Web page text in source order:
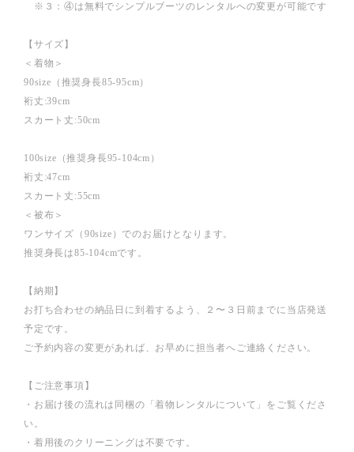
※３：④は無料でシンプルブーツのレンタルへの変更が可能です
【サイズ】
＜着物＞
90size（推奨身長85-95cm）
裄丈:39cm
スカート丈:50cm
100size（推奨身長95-104cm）
裄丈:47cm
スカート丈:55cm
＜被布＞
ワンサイズ（90size）でのお届けとなります。
推奨身長は85-104cmです。
【納期】
お打ち合わせの納品日に到着するよう、２〜３日前までに当店発送
予定です。
ご予約内容の変更があれば、お早めに担当者へご連絡ください。
【ご注意事項】
・お届け後の流れは同梱の「着物レンタルについて」をご覧くださ
い。
・着用後のクリーニングは不要です。